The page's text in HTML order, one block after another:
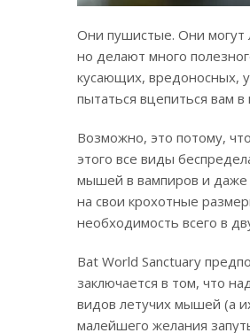
Они пушистые. Они
но делают много
кусающих, вредоносных,
пытаться вцепиться вам
Возможно, это потому,
этого все виды
мышей в вампиров и даже
на свои крохотные
необходимость всего в
Bat World Sanctuary
заключается в том, что
видов летучих мышей (а
малейшего желания